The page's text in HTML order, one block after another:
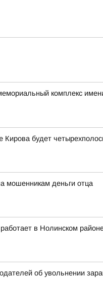
комплекс
Кирова будет
мошенникам деньги отца
в Нолинском
об увольнении